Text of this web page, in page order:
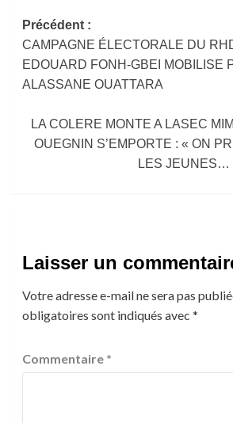
Navigation
d’article
Précédent :
CAMPAGNE ÉLECTORALE DU
EDOUARD FONH-GBEI MOBILISE
ALASSANE OUATTARA
LA COLERE MONTE A LASEC
OUEGNIN S’EMPORTE : « ON
LES JEUNES…
Laisser un
Votre adresse e-mail ne sera pas
obligatoires sont indiqués avec *
Commentaire *